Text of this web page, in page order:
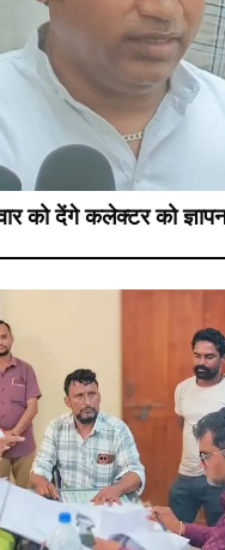
को देंगे कलेक्टर को ज्ञापन